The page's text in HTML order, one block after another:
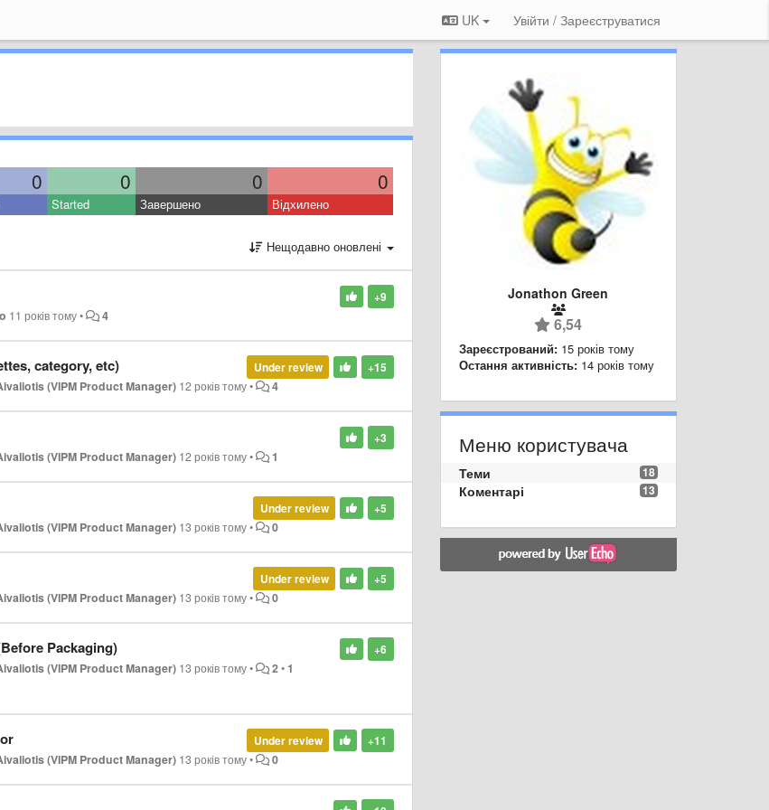
UK Увійти / Зареєструватися
0 0 0 0
Started Завершено Відхилено
Нещодавно оновлені
+9
11 років тому• 4
+15
Under review
category, etc)
(VIPM Product Manager) 12 років тому• 4
+3
(VIPM Product Manager) 12 років тому• 1
+5
Under review
(VIPM Product Manager) 13 років тому• 0
+5
Under review
(VIPM Product Manager) 13 років тому• 0
+6
Packaging)
(VIPM Product Manager) 13 років тому• 2• 1
+11
Under review
(VIPM Product Manager) 13 років тому• 0
Jonathon Green
6,54
Зареєстрований: 15 років тому
Остання активність: 14 років тому
Меню користувача
18
Теми
13
Коментарі